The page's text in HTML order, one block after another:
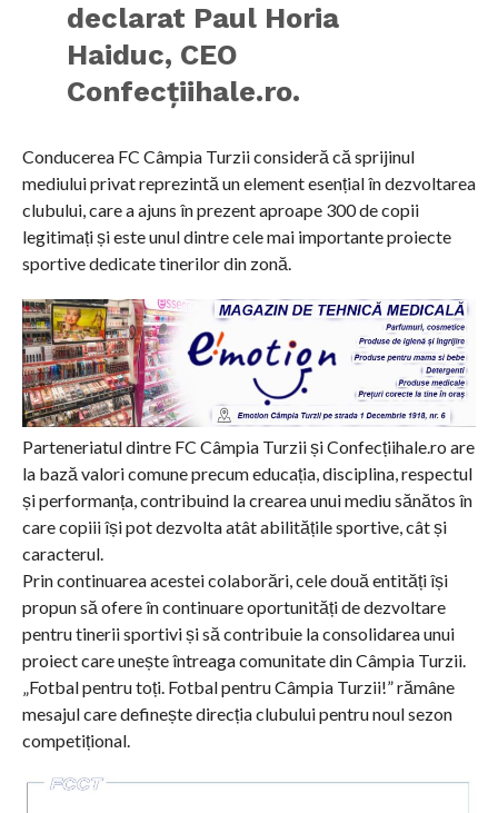
declarat Paul Horia
Haiduc, CEO
Confecțiihale.ro.
Conducerea FC Câmpia Turzii consideră că sprijinul
mediului privat reprezintă un element esențial în dezvoltarea
clubului, care a ajuns în prezent aproape 300 de copii
legitimați și este unul dintre cele mai importante proiecte
sportive dedicate tinerilor din zonă.
Parteneriatul dintre FC Câmpia Turzii și Confecțiihale.ro are
la bază valori comune precum educația, disciplina, respectul
și performanța, contribuind la crearea unui mediu sănătos în
care copiii își pot dezvolta atât abilitățile sportive, cât și
caracterul.
Prin continuarea acestei colaborări, cele două entități își
propun să ofere în continuare oportunități de dezvoltare
pentru tinerii sportivi și să contribuie la consolidarea unui
proiect care unește întreaga comunitate din Câmpia Turzii.
„Fotbal pentru toți. Fotbal pentru Câmpia Turzii!” rămâne
mesajul care definește direcția clubului pentru noul sezon
competițional.